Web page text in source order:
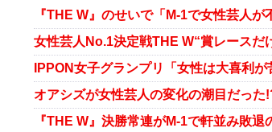
女性芸人No.1決定戦THE W“賞レースだ